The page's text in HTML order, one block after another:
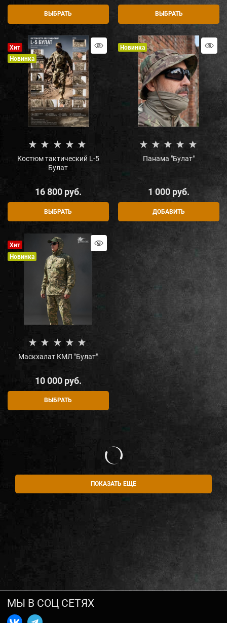
ВЫБРАТЬ ВЫБРАТЬ
Хит
Новинка
Костюм тактический L-5
Булат
16 800 руб.
ВЫБРАТЬ
Новинка
Панама "Булат"
1 000 руб.
ДОБАВИТЬ
Хит
Новинка
Маскхалат КМЛ "Булат"
10 000 руб.
ВЫБРАТЬ
ПОКАЗАТЬ ЕЩЕ
МЫ В СОЦ СЕТЯХ